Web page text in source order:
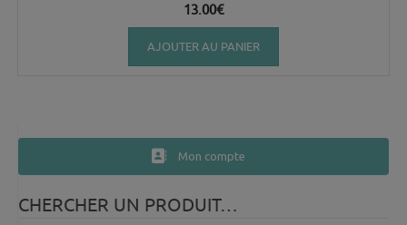
13.00€
AJOUTER AU PANIER
Mon compte
CHERCHER UN PRODUIT…